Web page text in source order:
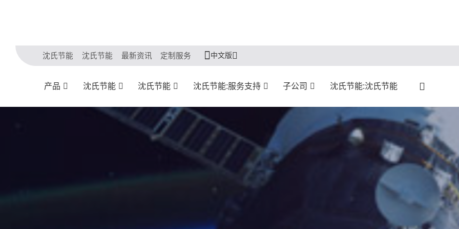
沈氏节能 沈氏节能 最新资讯 定制服务 中文版
产品 沈氏节能 沈氏节能 沈氏节能:服务支持 子公司 沈氏节能:沈氏节能